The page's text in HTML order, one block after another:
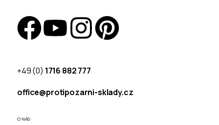
+49 (0) 1716 882 777
office@protipozarni-sklady.cz
O NÁS: